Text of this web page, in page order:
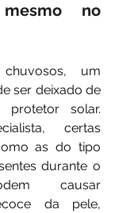
mesmo no
um
ser deixado de
solar.
certas
as do tipo
durante o
causar
da pele,